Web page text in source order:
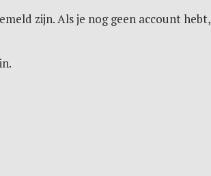
zijn. Als je nog geen account hebt,